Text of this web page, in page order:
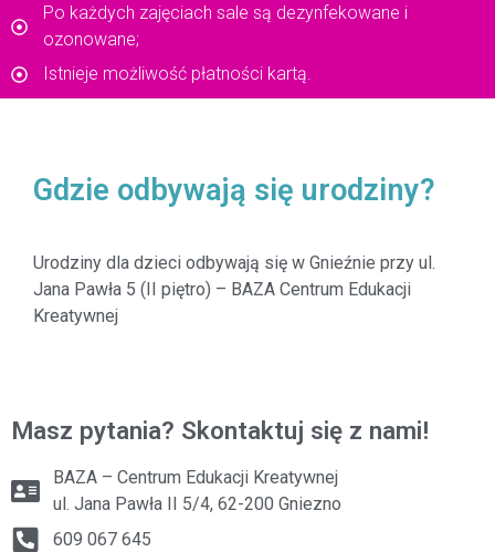
Po każdych zajęciach sale są dezynfekowane i
ozonowane;
Istnieje możliwość płatności kartą.
Gdzie odbywają się urodziny?
Urodziny dla dzieci odbywają się w Gnieźnie przy ul.
Jana Pawła 5 (II piętro) – BAZA Centrum Edukacji
Kreatywnej
Masz pytania? Skontaktuj się z nami!
BAZA – Centrum Edukacji Kreatywnej
ul. Jana Pawła II 5/4, 62-200 Gniezno
609 067 645